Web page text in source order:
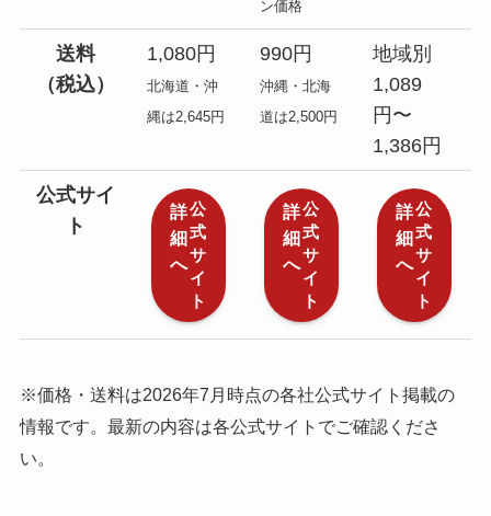
ン価格
送料
（税込）
1,080円
北海道・沖
縄は2,645円
990円
沖縄・北海
道は2,500円
地域別
1,089
円〜
1,386円
公式サイ
ト
詳
細
へ
公
式
サ
イ
ト
詳
細
へ
公
式
サ
イ
ト
詳
細
へ
公
式
サ
イ
ト
※価格・送料は2026年7月時点の各社公式サイト掲載の
情報です。最新の内容は各公式サイトでご確認くださ
い。